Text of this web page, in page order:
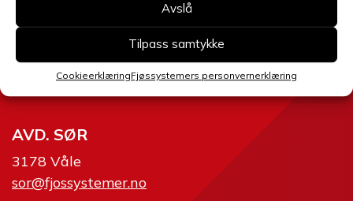
Avslå
Tilpass samtykke
CookieerklæringFjøssystemers personvernerklæring
SERVICE
2360 Rudshøgda
AVD. SØR
3178 Våle
sor@fjossystemer.no